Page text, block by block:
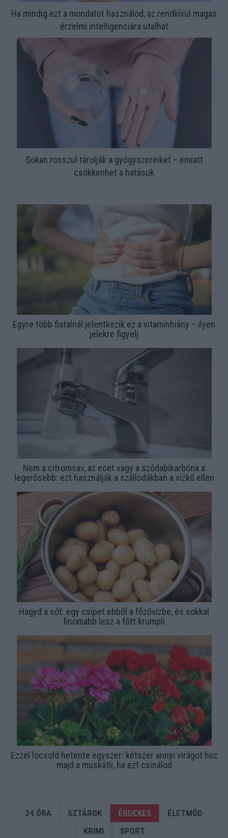
Ha mindig ezt a mondatot használod, az rendkívül magas
érzelmi intelligenciára utalhat
Sokan rosszul tárolják a gyógyszereiket – emiatt
csökkenhet a hatásuk
Egyre több fiatalnál jelentkezik ez a vitaminhiány – ilyen
jelekre figyelj
Nem a citromsav, az ecet vagy a szódabikarbóna a
legerősebb: ezt használják a szállodákban a vízkő ellen
Hagyd a sót: egy csipet ebből a főzővízbe, és sokkal
finomabb lesz a főtt krumpli
Ezzel locsold hetente egyszer: kétszer annyi virágot hoz
majd a muskátli, ha ezt csinálod
24 ÓRA SZTÁROK ÉRDEKES
ÉLETMÓD
KRIMI
SPORT